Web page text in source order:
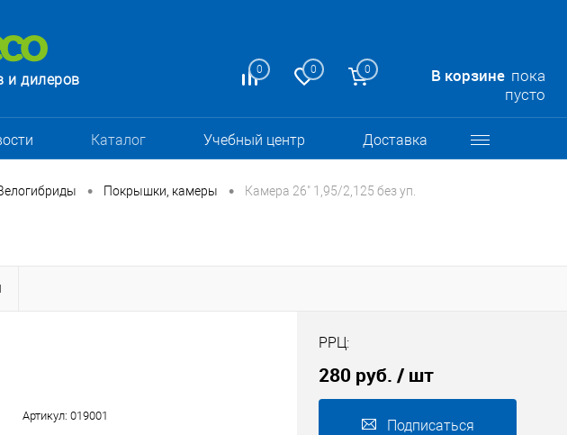
0 0 0 В корзине пока
пусто
и дилеров
Каталог Учебный центр Доставка
• Покрышки, камеры • Камера 26" 1,95/2,125 без уп.
Артикул: 019001
РРЦ:
280 руб. / шт
Подписаться